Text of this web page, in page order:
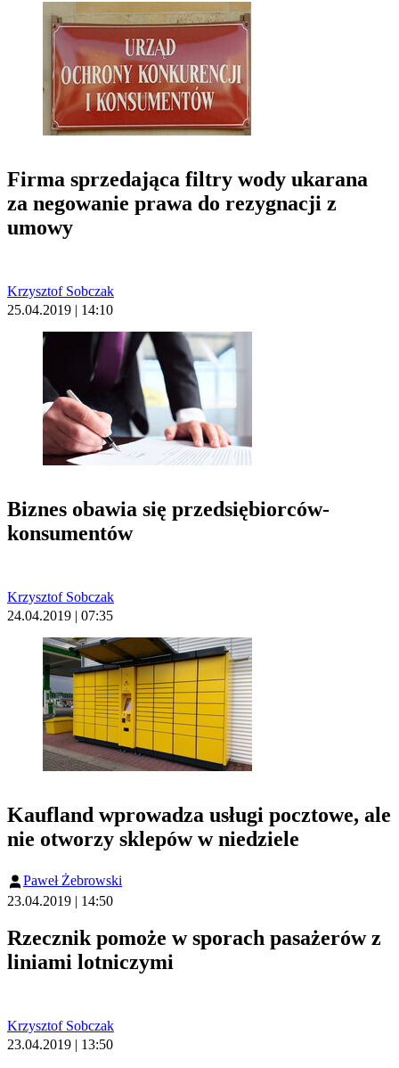
Firma sprzedająca filtry wody ukarana
za negowanie prawa do rezygnacji z
umowy
Krzysztof Sobczak
25.04.2019 | 14:10
Biznes obawia się przedsiębiorców-
konsumentów
Krzysztof Sobczak
24.04.2019 | 07:35
Kaufland wprowadza usługi pocztowe, ale
nie otworzy sklepów w niedziele
Paweł Żebrowski
23.04.2019 | 14:50
Rzecznik pomoże w sporach pasażerów z
liniami lotniczymi
Krzysztof Sobczak
23.04.2019 | 13:50